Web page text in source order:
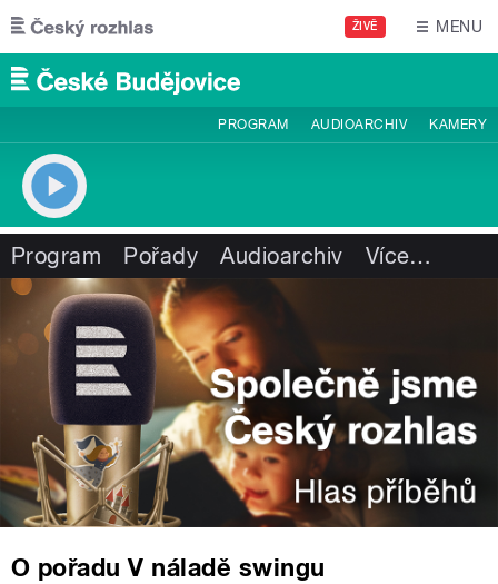
Přejít k hlavnímu obsahu
ŽIVĚ MENU
PROGRAM AUDIOARCHIV KAMERY
Program Pořady Audioarchiv Více…
O pořadu V náladě swingu